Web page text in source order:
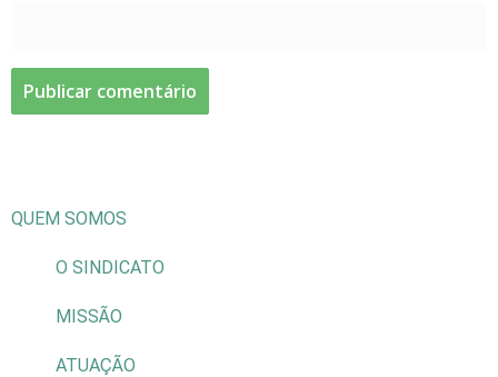
QUEM SOMOS
O SINDICATO
MISSÃO
ATUAÇÃO